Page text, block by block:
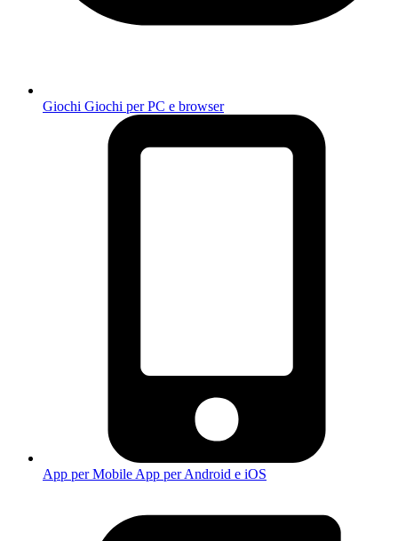
Giochi Giochi per PC e browser
App per Mobile App per Android e iOS